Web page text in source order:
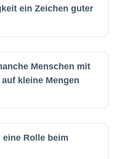
ein Zeichen guter
Menschen mit
kleine Mengen
Rolle beim